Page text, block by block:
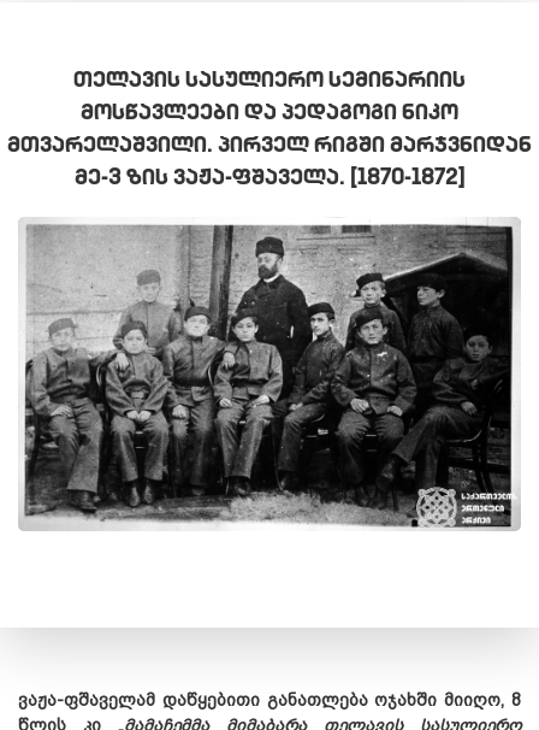
ᲗᲔᲚᲐᲕᲘᲡ ᲡᲐᲡᲣᲚᲘᲔᲠᲝ ᲡᲔᲛᲘᲜᲐᲠᲘᲘᲡ
ᲛᲝᲡᲬᲐᲕᲚᲔᲔᲑᲘ ᲓᲐ ᲞᲔᲓᲐᲒᲝᲒᲘ ᲜᲘᲙᲝ
ᲛᲗᲕᲐᲠᲔᲚᲐᲨᲕᲘᲚᲘ. ᲞᲘᲠᲕᲔᲚ ᲠᲘᲒᲨᲘ ᲛᲐᲠᲯᲕᲜᲘᲓᲐᲜ
ᲛᲔ-3 ᲖᲘᲡ ᲕᲐᲟᲐ-ᲤᲨᲐᲕᲔᲚᲐ. [1870-1872]
ვაჟა-ფშაველამ დაწყებითი განათლება ოჯახში მიიღო, 8
წლის კი „მამაჩემმა მიმაბარა თელავის სასულიერო